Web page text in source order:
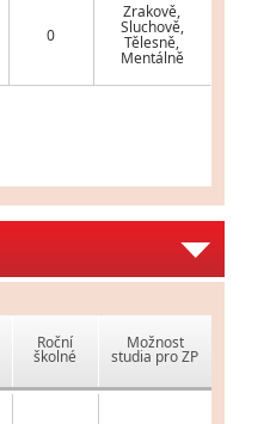
0
Zrakově,
Sluchově,
Tělesně,
Mentálně
Roční
školné
Možnost
studia pro ZP